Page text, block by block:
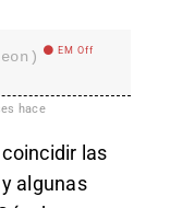
EM Off
hace
las
algunas